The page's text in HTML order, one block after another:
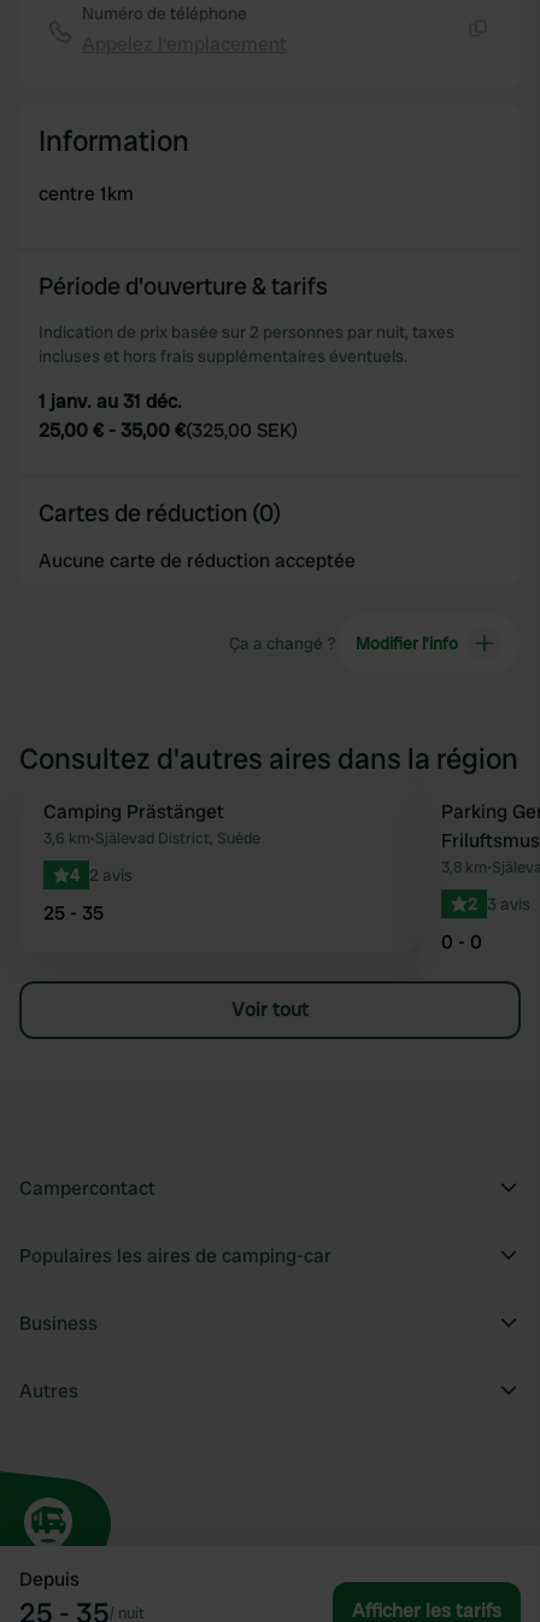
Depuis
25 - 35/ nuit Afficher les tarifs
Numéro de téléphone
Information
centre 1km
Période d'ouverture & tarifs
Indication de prix basée sur 2 personnes par nuit, taxes
incluses et hors frais supplémentaires éventuels.
1 janv. au 31 déc.
25,00 € - 35,00 €(325,00 SEK)
Cartes de réduction (0)
Aucune carte de réduction acceptée
Ça a changé ? Modifier l’info
Consultez d'autres aires dans la région
Préféré
Camping Prästänget
3,6 km•Själevad District, Suède
4 2 avis
25 - 35
Parking
3,8 km•
2 3 avis
0 - 0
Voir tout
Campercontact
Populaires les aires de camping-car
Business
Autres